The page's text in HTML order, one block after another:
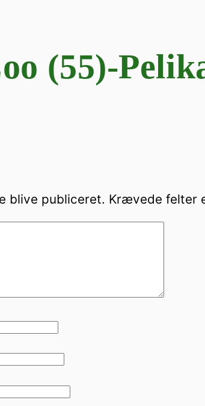
(55)-
blive publiceret. Krævede felter